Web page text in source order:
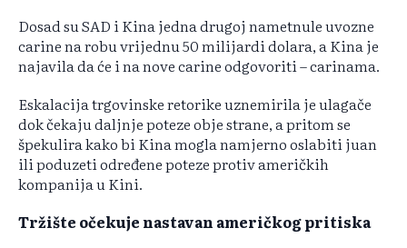
Dosad su SAD i Kina jedna drugoj nametnule uvozne
carine na robu vrijednu 50 milijardi dolara, a Kina je
najavila da će i na nove carine odgovoriti – carinama.
Eskalacija trgovinske retorike uznemirila je ulagače
dok čekaju daljnje poteze obje strane, a pritom se
špekulira kako bi Kina mogla namjerno oslabiti juan
ili poduzeti određene poteze protiv američkih
kompanija u Kini.
Tržište očekuje nastavan američkog pritiska